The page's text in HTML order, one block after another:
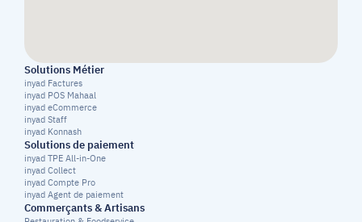
Solutions Métier
inyad Factures
inyad POS Mahaal
inyad eCommerce
inyad Staff
inyad Konnash
Solutions de paiement
inyad TPE All-in-One
inyad Collect
inyad Compte Pro
inyad Agent de paiement
Commerçants & Artisans